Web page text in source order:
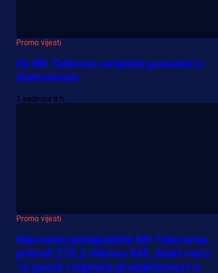
Promo vijesti
Uz BH Telecom ostanite povezani s
domovinom
1 sedmica 8 h
Promo vijesti
Rekordno polugodište BH Telecoma:
prihodi 275,2 miliona KM, dobit veća
12 posto i najveća produktivnost u